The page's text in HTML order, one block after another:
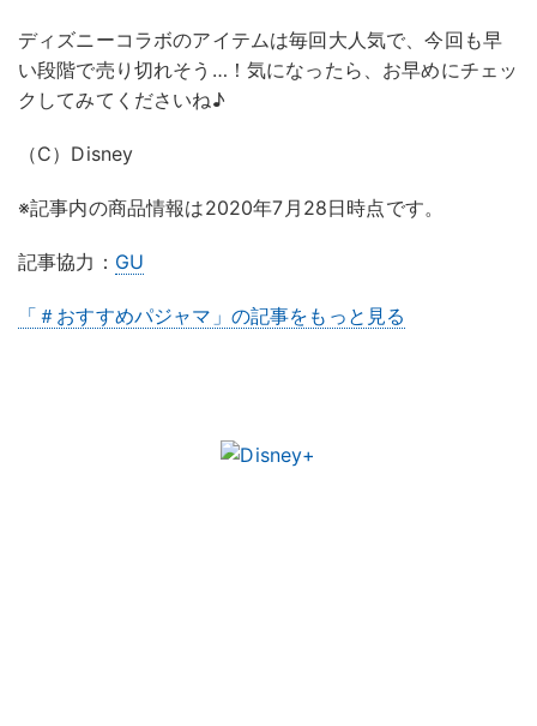
ディズニーコラボのアイテムは毎回大人気で、今回も早
い段階で売り切れそう…！気になったら、お早めにチェッ
クしてみてくださいね♪
（C）Disney
※記事内の商品情報は2020年7月28日時点です。
記事協力： GU
「＃おすすめパジャマ」の記事をもっと見る